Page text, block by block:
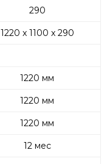
290
1220 x 1100 x 290
1220 мм
1220 мм
1220 мм
12 мес